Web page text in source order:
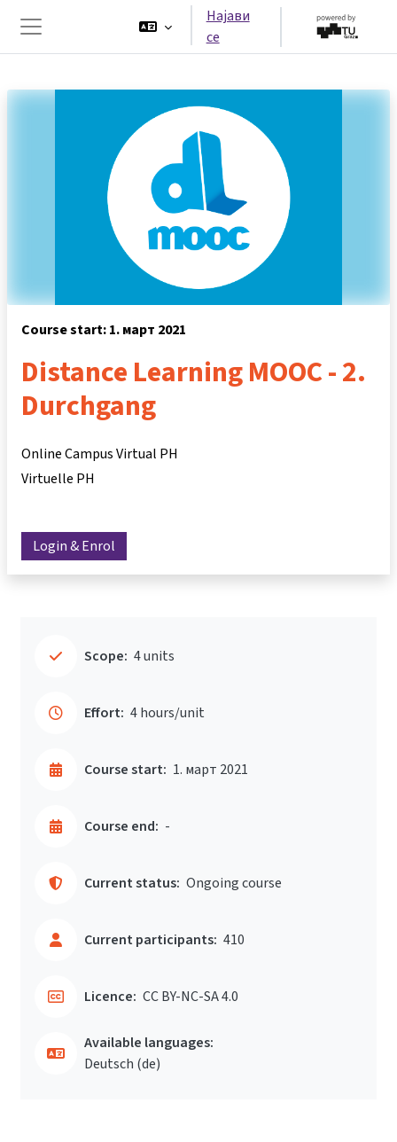
Страничен панел
Најави
се
Course start: 1. март 2021
Distance Learning MOOC - 2.
Durchgang
Online Campus Virtual PH
Virtuelle PH
Login & Enrol
Scope: 4 units
Effort: 4 hours/unit
Course start: 1. март 2021
Course end: -
Current status: Ongoing course
Current participants: 410
Licence: CC BY-NC-SA 4.0
Available languages:
Deutsch ‎(de)‎